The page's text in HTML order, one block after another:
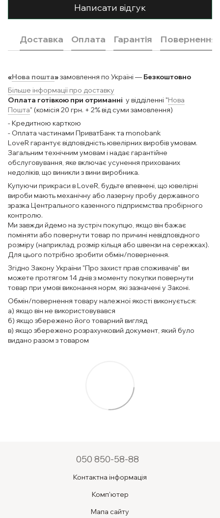
Написати відгук
Доставка Оплата Гарантія Повернення
«Нова пошта»замовлення по Україні — Безкоштовно
Більше інформації про доставку
Оплата готівкою при отриманні у відділенні "Нова
Пошта" (комісія 20 грн. + 2% від суми замовлення)
- Кредитною карткою
- Оплата частинами ПриватБанк та monobank
LoveR гарантує відповідність ювелірних виробів умовам.
Загальним технічним умовам і надає гарантійне
обслуговування, яке включає усунення прихованих
недоліків, що виникли з вини виробника.
Купуючи прикраси в LoveR, будьте впевнені, що ювелірні
вироби мають механічну або лазерну пробу державного
зразка Центрального казенного підприємства пробірного
контролю.
Ми завжди йдемо на зустріч покупцю, якщо він бажає
поміняти або повернути товар по причині невідповідного
розміру (наприклад, розмір кільця або швензи на сережках).
Для цього потрібно зробити обмін/повернення.
Згідно Закону України "Про захист прав споживачів" ви
можете протягом 14 днів з моменту покупки повернути
товар при умові виконання норм, які зазначені у Законі.
Обмін/повернення товару належної якості виконується:
а) якщо він не використовувався
б) якщо збережено його товарний вигляд
в) якщо збережено розрахунковий документ, який було
видано разом з товаром
050 850-58-88
Контактна інформація
Комп'ютер
Мапа сайту